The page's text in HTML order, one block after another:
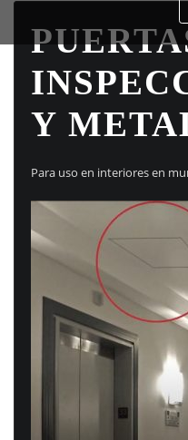
Y
Para uso en interiores en